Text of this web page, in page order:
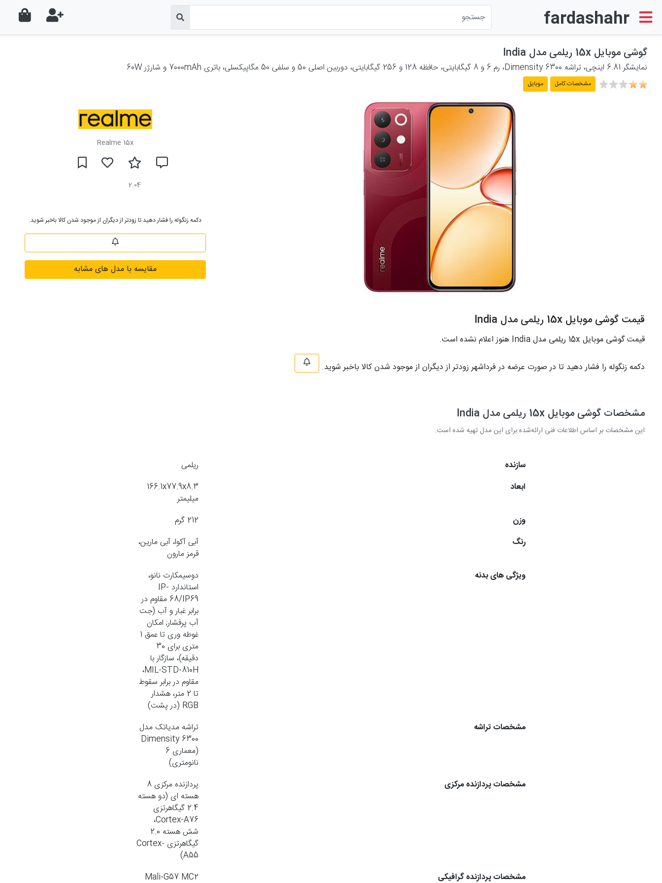
fardashahr
گوشی موبایل 15x ریلمی مدل India
نمایشگر 6.81 اینچی، تراشه Dimensity 6300، رم 6 و 8 گیگابایتی، حافظه 128 و 256 گیگابایتی، دوربین اصلی 50 و سلفی 50 مگاپیکسلی، باتری 7000mAh و شارژر 60W
مشخصات کامل موبایل
Realme 15x
2.04
دکمه زنگوله را فشار دهید تا زودتر از دیگران از موجود شدن کالا باخبر شوید.
مقایسه با مدل های مشابه
قیمت گوشی موبایل 15x ریلمی مدل India
قیمت گوشی موبایل 15x ریلمی مدل India هنوز اعلام نشده است.
دکمه زنگوله را فشار دهید تا در صورت عرضه در فرداشهر زودتر از دیگران از موجود شدن کالا باخبر شوید.
مشخصات گوشی موبایل 15x ریلمی مدل India
این مشخصات بر اساس اطلاعات فنی ارائه‌شده برای این مدل تهیه شده است.
سازنده
ریلمی
ابعاد
166.1x77.9x8.3
میلیمتر
وزن
212 گرم
رنگ
آبی آکوا، آبی مارین،
قرمز مارون
ویژگی های بدنه
دوسیمکارت نانو،
استاندارد IP-
68/IP69 مقاوم در
برابر غبار و آب (جت
آب پرفشار; امکان
غوطه وری تا عمق 1
متری برای 30
دقیقه)، سازگار با
MIL-STD-810H،
مقاوم در برابر سقوط
تا 2 متر، هشدار
RGB (در پشت)
مشخصات تراشه
تراشه مدیاتک مدل
Dimensity 6300
(معماری 6
نانومتری)
مشخصات پردازنده مرکزی
پردازنده مرکزی 8
هسته ای (دو هسته
2.4 گیگاهرتزی
Cortex-A76،
شش هسته 2.0
گیگاهرتزی Cortex-
A55)
مشخصات پردازنده گرافیکی
Mali-G57 MC2
لوازم الکترونیکی
لوازم خانگی برقی
لوازم شخصی برقی